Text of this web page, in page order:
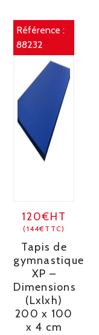
Référence :
88232
120€HT
(144€TTC)
Tapis de
gymnastique
XP –
Dimensions
(Lxlxh)
200 x 100
x 4 cm